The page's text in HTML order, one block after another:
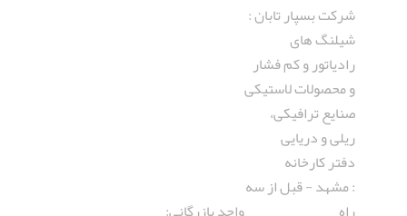
شرکت بسپار تابان :
شيلنگ های
رادیاتور و کم فشار
و محصولات لاستیکی
صنایع ترافیکی،
ریلی و دریایی
دفتر کارخانه
: مشهد - قبل از سه